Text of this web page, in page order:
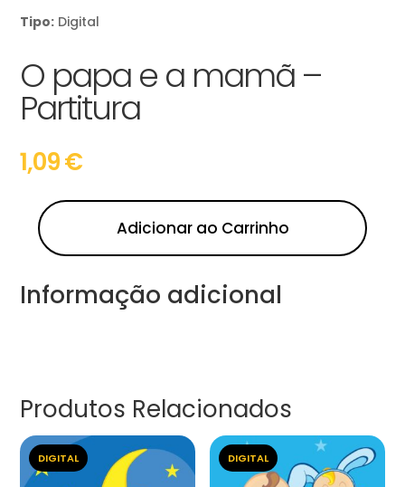
Tipo: Digital
O papa e a mamã –
Partitura
1,09€
Adicionar ao Carrinho
Informação adicional
Produtos Relacionados
DIGITAL DIGITAL